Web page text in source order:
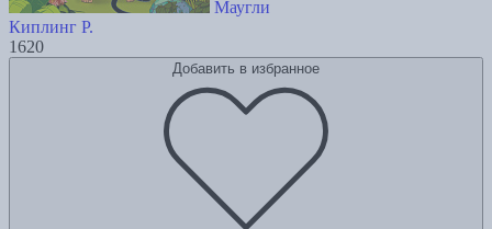
Маугли
Киплинг Р.
1620
Добавить в избранное